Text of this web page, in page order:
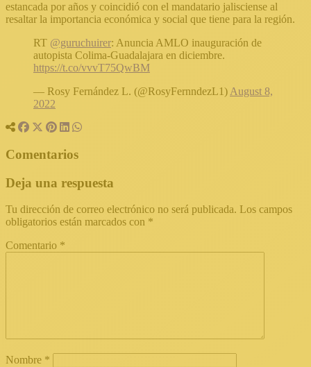
estancada por años y coincidió con el mandatario jalisciense al
resaltar la importancia económica y social que tiene para la región.
RT @guruchuirer: Anuncia AMLO inauguración de
autopista Colima-Guadalajara en diciembre.
https://t.co/vvvT75QwBM
— Rosy Fernández L. (@RosyFernndezL1) August 8,
2022
Comentarios
Deja una respuesta
Tu dirección de correo electrónico no será publicada. Los campos
obligatorios están marcados con *
Comentario *
Nombre *